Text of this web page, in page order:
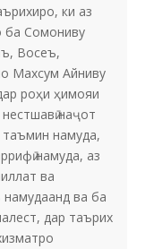
ки аз
ба Сомониву
Восеъ,
Махсум Айниву
роҳи ҳимояи
наҷот
намуда,
намуда, аз
ва
ва ба
дар таърих